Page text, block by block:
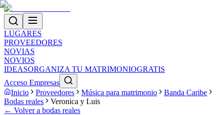
LUGARES
PROVEEDORES
NOVIAS
NOVIOS
IDEASORGANIZA TU MATRIMONIOGRATIS
Acceso Empresas
Inicio
Proveedores Música para matrimonio
Banda Caribe
Bodas reales
Veronica y Luis
← Volver a bodas reales